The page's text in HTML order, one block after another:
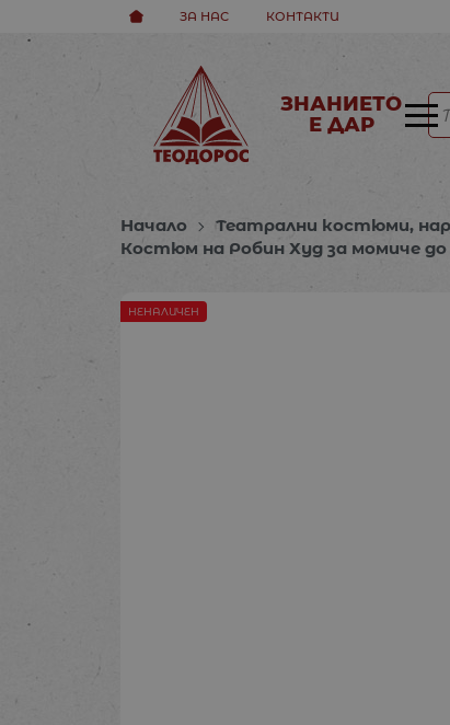
ЗА НАС КОНТАКТИ
ЗНАНИЕТО
Е ДАР
Начало Театрални костюми,
Костюм на Робин Худ за момиче до
НЕНАЛИЧЕН